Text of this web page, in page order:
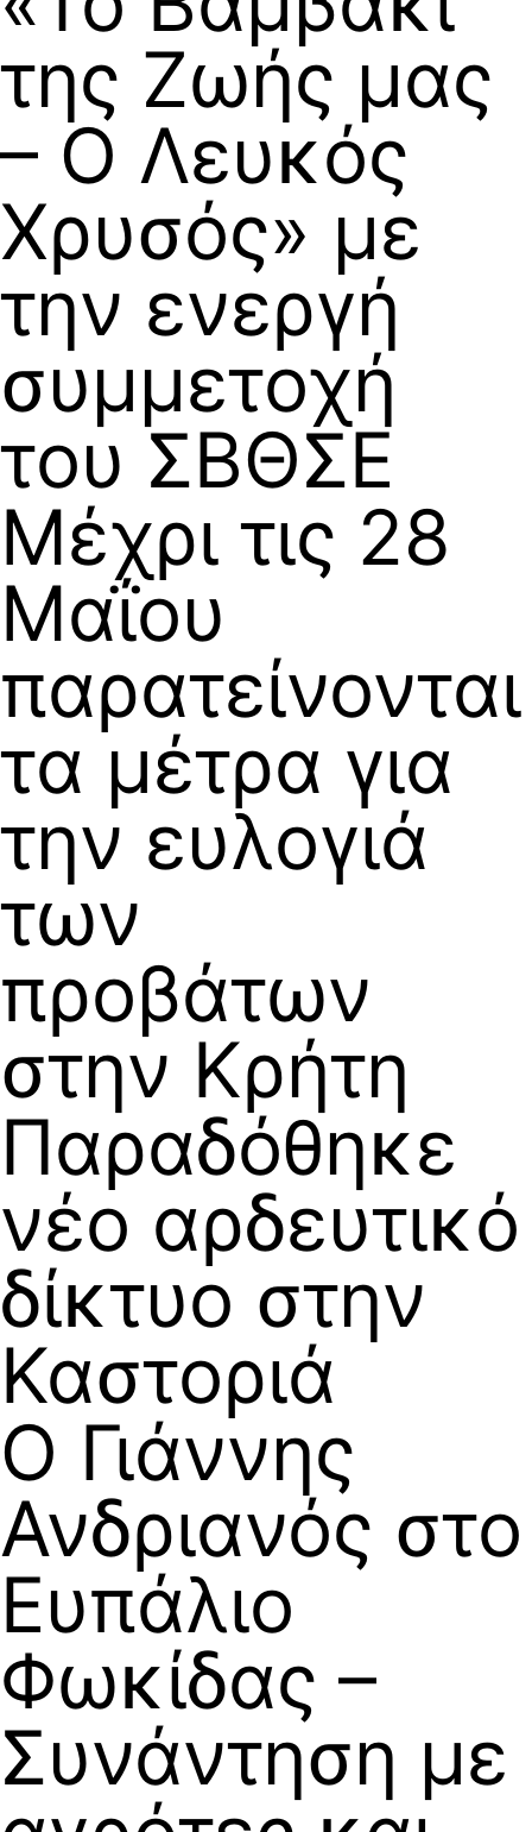
της Ζωής μας
– Ο Λευκός
Χρυσός» με
την ενεργή
συμμετοχή
του ΣΒΘΣΕ
Μέχρι τις 28
Μαΐου
παρατείνονται
τα μέτρα για
την ευλογιά
των
προβάτων
στην Κρήτη
Παραδόθηκε
νέο αρδευτικό
δίκτυο στην
Καστοριά
Ο Γιάννης
Ανδριανός στο
Ευπάλιο
Φωκίδας –
Συνάντηση με